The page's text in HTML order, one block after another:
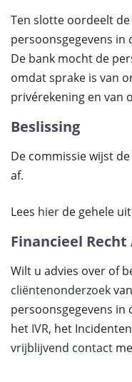
Ten slotte oordeelt
persoonsgegevens in
De bank mocht de
omdat sprake is van
privérekening en van
Beslissing
De commissie wijst
af.
Lees hier de gehele
Financieel
Wilt u advies over of
cliëntenonderzoek
persoonsgegevens
het IVR, het
vrijblijvend contact